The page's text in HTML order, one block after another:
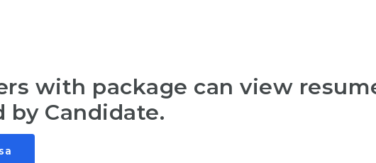
with package can view
by Candidate.